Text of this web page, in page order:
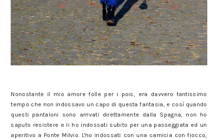
Nonostante il mio amore folle per i pois, era davvero tantissimo
tempo che non indossavo un capo di questa fantasia, e così quando
questi pantaloni sono arrivati direttamente dalla Spagna, non ho
saputo resistere e li ho indossati subito per una passeggiata ed un
aperitivo a Ponte Milvio. L'ho indossati con una camicia con fiocco,